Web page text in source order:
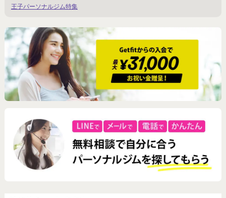
地域
東京都 大阪府
北陸・甲信越 東海・近畿
王子パーソナルジム特集